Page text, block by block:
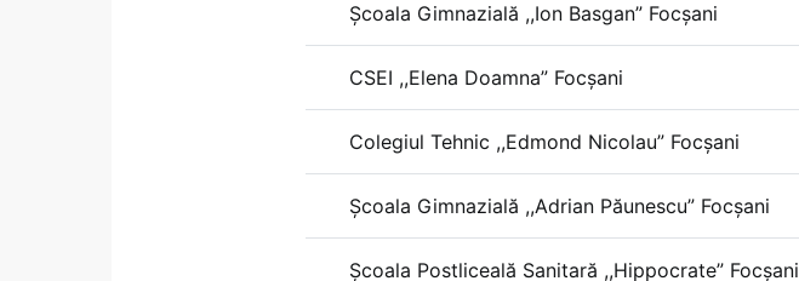
Școala Gimnazială ,,Ion Basgan” Focșani
CSEI ,,Elena Doamna” Focșani
Colegiul Tehnic ,,Edmond Nicolau” Focșani
Școala Gimnazială ,,Adrian Păunescu” Focșani
Școala Postliceală Sanitară ,,Hippocrate” Focșani